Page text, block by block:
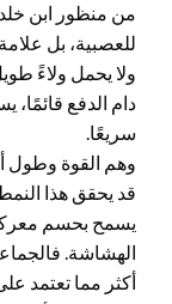
من منظور ابن
للعصبية، بل علامة
ولا يحمل ولاءً
دام الدفع قائمًا،
سريعًا.
وهم القوة وطول
قد يحقق هذا
يسمح بحسم معركة
الهشاشة.
أكثر مما تعتمد